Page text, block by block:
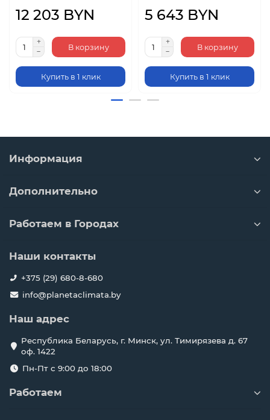
12 203 BYN
В корзину
Купить в 1 клик
5 643 BYN
В корзину
Купить в 1 клик
Информация
Дополнительно
Работаем в Городах
Наши контакты
+375 (29) 680-8-680
info@planetaclimata.by
Наш адрес
Республика Беларусь, г. Минск, ул. Тимирязева д. 67
оф. 1422
Пн-Пт с 9:00 до 18:00
Работаем